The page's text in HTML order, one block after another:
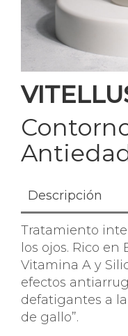
Descripción
Tratamiento
los ojos. Rico en
Vitamina A y
efectos
defatigantes a
de gallo”.